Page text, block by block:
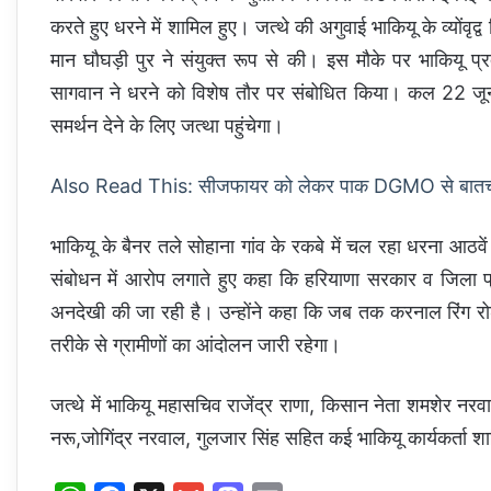
करते हुए धरने में शामिल हुए। जत्थे की अगुवाई भाकियू के
मान घौघड़ी पुर ने संयुक्त रूप से की। इस मौके पर भाकियू
सागवान ने धरने को विशेष तौर पर संबोधित किया। कल 22
समर्थन देने के लिए जत्था पहुंचेगा।
Also Read This: सीजफायर को लेकर पाक DGMO से
भाकियू के बैनर तले सोहाना गांव के रकबे में चल रहा धरना
संबोधन में आरोप लगाते हुए कहा कि हरियाणा सरकार व
अनदेखी की जा रही है। उन्होंने कहा कि जब तक करनाल रिंग
तरीके से ग्रामीणों का आंदोलन जारी रहेगा।
जत्थे में भाकियू महासचिव राजेंद्र राणा, किसान नेता शमशेर
नरू,जोगिंद्र नरवाल, गुलजार सिंह सहित कई भाकियू कार्यकर्ता